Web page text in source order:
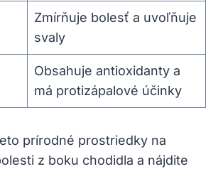
Zmírňuje bolesť a uvoľňuje
svaly
Obsahuje antioxidanty a
má protizápalové účinky
prírodné prostriedky na
z boku chodidla a nájdite